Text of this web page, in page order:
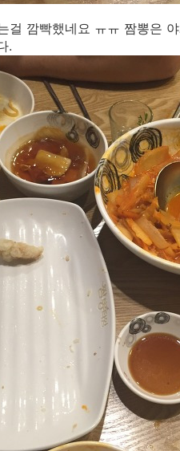
걸 깜빡했네요 ㅠㅠ 짬뽕은
.